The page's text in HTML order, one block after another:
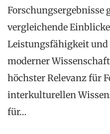
Forschungsergebnisse
vergleichende
Leistungsfähigkeit und
moderner
höchster Relevanz für
interkulturellen
für…